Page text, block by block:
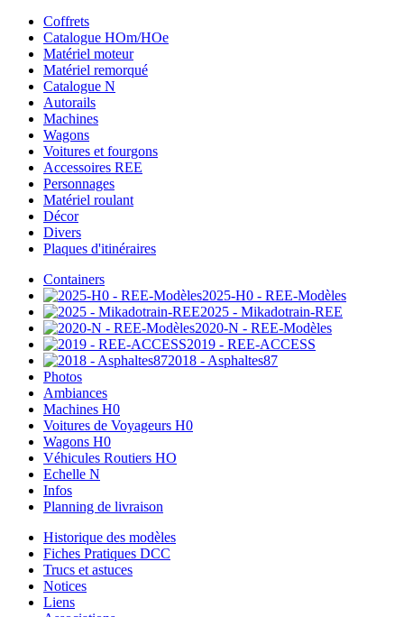
Coffrets
Catalogue HOm/HOe
Matériel moteur
Matériel remorqué
Catalogue N
Autorails
Machines
Wagons
Voitures et fourgons
Accessoires REE
Personnages
Matériel roulant
Décor
Divers
Plaques d'itinéraires
Containers
2025-H0 - REE-Modèles
2025 - Mikadotrain-REE
2020-N - REE-Modèles
2019 - REE-ACCESS
2018 - Asphaltes87
Photos
Ambiances
Machines H0
Voitures de Voyageurs H0
Wagons H0
Véhicules Routiers HO
Echelle N
Infos
Planning de livraison
Historique des modèles
Fiches Pratiques DCC
Trucs et astuces
Notices
Liens